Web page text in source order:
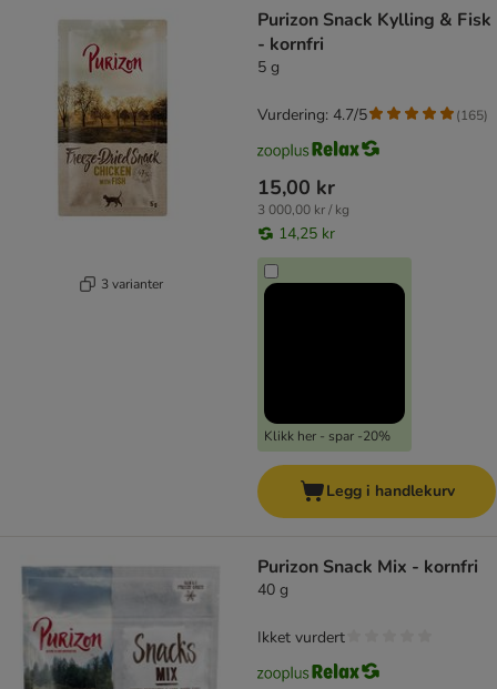
3 varianter
Purizon Snack Kylling & Fisk
- kornfri
5 g
15,00 kr
3 000,00 kr / kg
14,25 kr
Klikk her - spar -20%
Vurdering: 4.7/5 (165)
Legg i handlekurv
Purizon Snack Mix - kornfri
40 g
Ikket vurdert